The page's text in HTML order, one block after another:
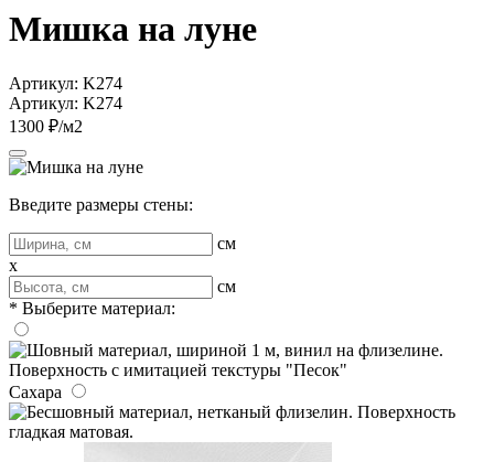
Мишка на луне
Артикул: K274
Артикул: K274
1300 ₽/м2
Введите размеры стены:
см
x
см
* Выберите материал:
Сахара